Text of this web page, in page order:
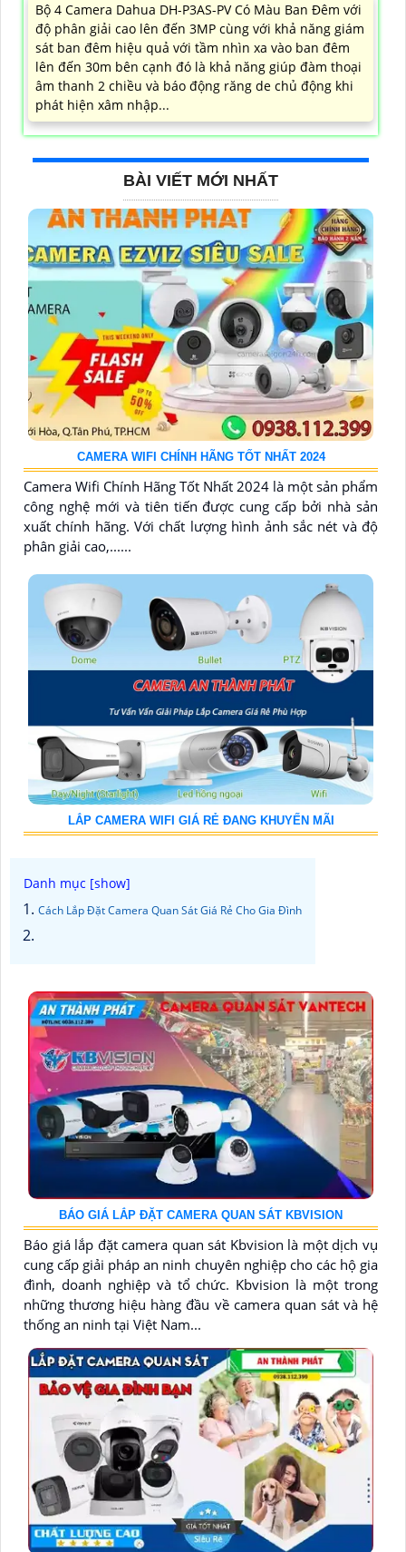
Bộ 4 Camera Dahua DH-P3AS-PV Có Màu Ban Đêm với
độ phân giải cao lên đến 3MP cùng với khả năng giám
sát ban đêm hiệu quả với tầm nhìn xa vào ban đêm
lên đến 30m bên cạnh đó là khả năng giúp đàm thoại
âm thanh 2 chiều và báo động răng de chủ động khi
phát hiện xâm nhập...
BÀI VIẾT MỚI NHẤT
CAMERA WIFI CHÍNH HÃNG TỐT NHẤT 2024
Camera Wifi Chính Hãng Tốt Nhất 2024 là một sản phẩm
công nghệ mới và tiên tiến được cung cấp bởi nhà sản
xuất chính hãng. Với chất lượng hình ảnh sắc nét và độ
phân giải cao,......
LẮP CAMERA WIFI GIÁ RẺ ĐANG KHUYẾN MÃI
Cách Lắp Đặt Camera Quan Sát Giá Rẻ Cho Gia Đình
BÁO GIÁ LẮP ĐẶT CAMERA QUAN SÁT KBVISION
Báo giá lắp đặt camera quan sát Kbvision là một dịch vụ
cung cấp giải pháp an ninh chuyên nghiệp cho các hộ gia
đình, doanh nghiệp và tổ chức. Kbvision là một trong
những thương hiệu hàng đầu về camera quan sát và hệ
thống an ninh tại Việt Nam...